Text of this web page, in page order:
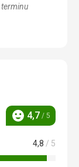
terminu
Ocena
4,7 / 5
4,8 / 5